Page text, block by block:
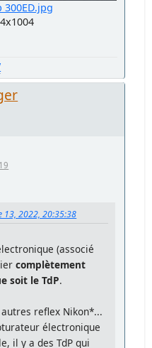
300ED.jpg
13, 2022, 20:35:38
(associé
complètement
soit le TdP.
reflex Nikon*...
électronique
il y a des TdP qui